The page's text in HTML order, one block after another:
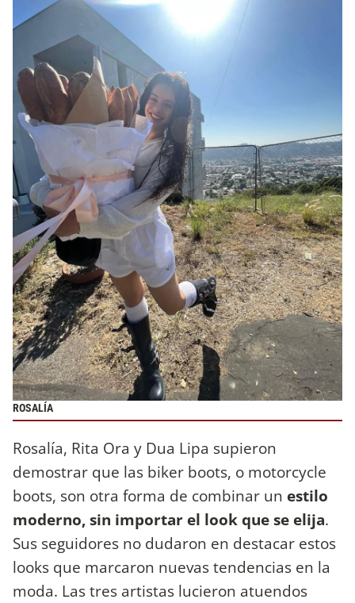
ROSALÍA
Rosalía, Rita Ora y Dua Lipa supieron
demostrar que las biker boots, o motorcycle
boots, son otra forma de combinar un estilo
moderno, sin importar el look que se elija.
Sus seguidores no dudaron en destacar estos
looks que marcaron nuevas tendencias en la
moda. Las tres artistas lucieron atuendos